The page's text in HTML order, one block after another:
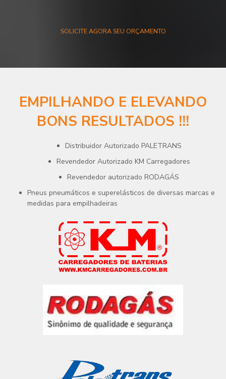
SOLICITE AGORA SEU ORÇAMENTO
EMPILHANDO E ELEVANDO
BONS RESULTADOS !!!
Distribuidor Autorizado PALETRANS
Revendedor Autorizado KM Carregadores
Revendedor autorizado RODAGÁS
Pneus pneumáticos e superelásticos de diversas marcas e
medidas para empilhadeiras